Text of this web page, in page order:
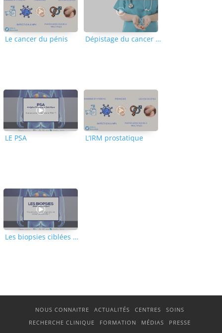
Le cancer du pénis Dépistage du cancer de la prostate – Comment ca marche ?
LE PSA L’IRM prostatique
Les biopsies ciblées de prostate
NOUS CONNAITRE ACTUALITÉS CENTRES
SOINS
RECHERCHE CLINIQUE
FORMATION MÉDIAS PRESSE